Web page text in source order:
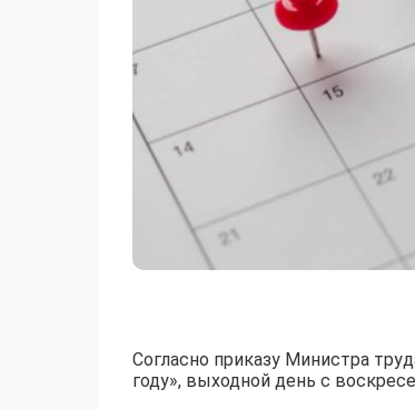
Согласно приказу Министра
году», выходной день с